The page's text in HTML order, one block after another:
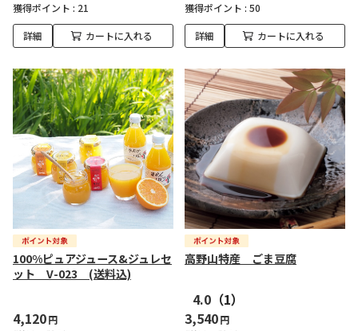
獲得ポイント : 21
詳細 カートに入れる
獲得ポイント : 50
詳細 カートに入れる
100%ピュアジュース&ジュレセ
ット V-023 (送料込)
4,120円
高野山特産 ごま豆腐
4.0 （1）
3,540円